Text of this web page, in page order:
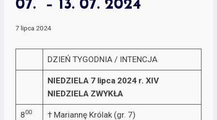
07. – 13. 07. 2024
7 lipca 2024
DZIEŃ TYGODNIA / INTENCJA
NIEDZIELA 7 lipca 2024 r. XIV
NIEDZIELA ZWYKŁA
800 † Mariannę Królak (gr. 7)